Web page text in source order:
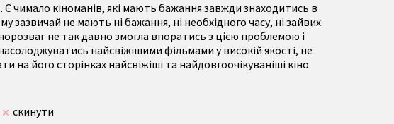
Є чимало кіноманів, які мають бажання завжди знаходитись в
зазвичай не мають ні бажання, ні необхідного часу, ні зайвих
не так давно змогла впоратись з цією проблемою і
найсвіжішими фільмами у високій якості, не
його сторінках найсвіжіші та найдовгоочікуваніші кіно
скинути